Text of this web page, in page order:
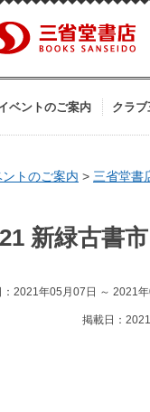
ベントのご案内 クラ
ントのご案内 > 三省堂書
新緑古書市
：2021年05月07日 ～ 2021
掲載日：